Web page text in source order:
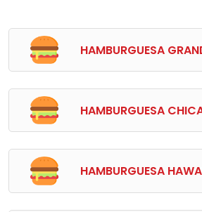
HAMBURGUESA
HAMBURGUESA
HAMBURGUESA